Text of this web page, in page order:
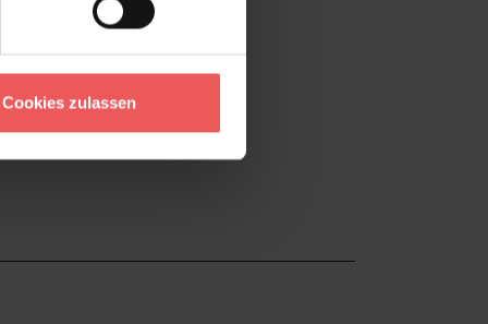
Cookies zulassen